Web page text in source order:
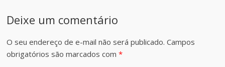
Deixe um comentário
O seu endereço de e-mail não será publicado. Campos
obrigatórios são marcados com*